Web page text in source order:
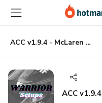
para
conteúdo
principal
para
pagamento
para
rodapé
ACC v1.9.4 - McLaren 720s EVO (Waktins)
ACC